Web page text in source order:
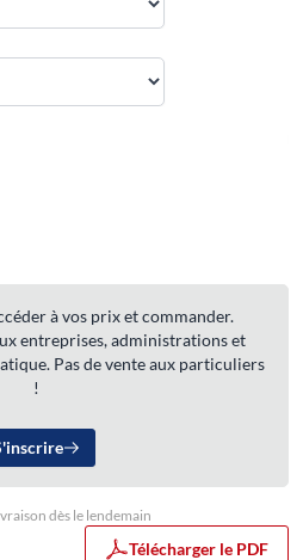
à vos prix et commander.
entreprises, administrations et
Pas de vente aux particuliers
!
dès le lendemain
Télécharger le PDF